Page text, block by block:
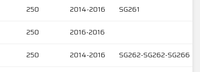
250 2014-2016 SG261
250 2016-2016
250 2014-2016 SG262-SG262-SG266